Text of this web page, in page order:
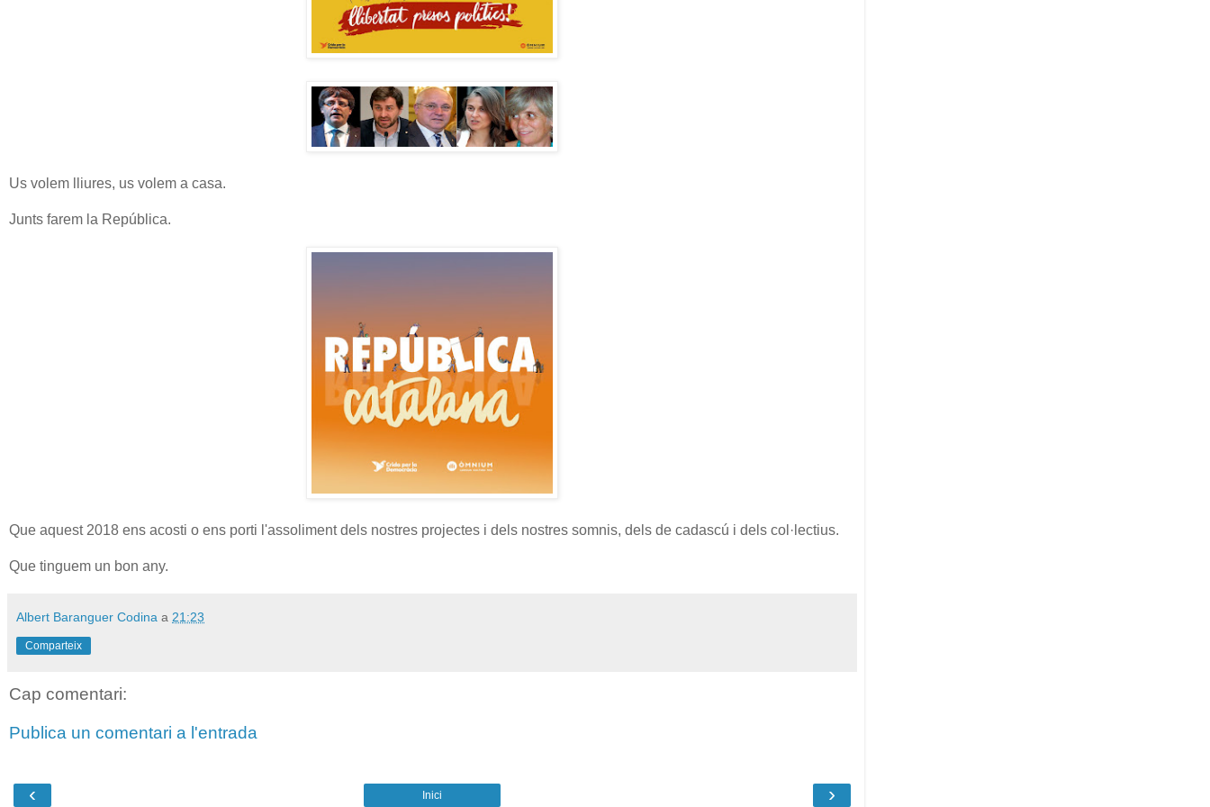
Us volem lliures, us volem a casa.
Junts farem la República.
Que aquest 2018 ens acosti o ens porti l'assoliment dels nostres projectes i dels nostres somnis, dels de cadascú i dels col·lectius.
Que tinguem un bon any.
Albert Baranguer Codina a 21:23
Comparteix
Cap comentari:
Publica un comentari a l'entrada
‹ ›
Inici